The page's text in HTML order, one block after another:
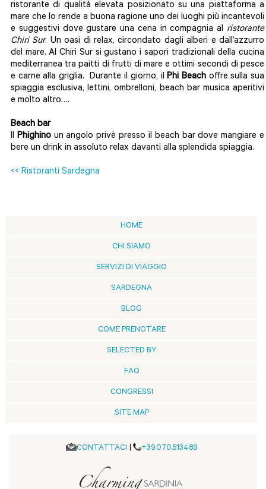
ristorante di qualità elevata posizionato su una piattaforma a
mare che lo rende a buona ragione uno dei luoghi più incantevoli
e suggestivi dove gustare una cena in compagnia al ristorante
Chiri Sur. Un oasi di relax, circondato dagli alberi e dall’azzurro
del mare. Al Chiri Sur si gustano i sapori tradizionali della cucina
mediterranea tra paitti di frutti di mare e ottimi secondi di pesce
e carne alla griglia. Durante il giorno, ilPhi Beach offre sulla sua
spiaggia esclusiva, lettini, ombrelloni, beach bar musica aperitivi
e molto altro….
Beach bar
Il Phighinoun angolo privè presso il beach bar dove mangiare e
bere un drink in assoluto relax davanti alla splendida spiaggia.
<< Ristoranti Sardegna
HOME
CHI SIAMO
SERVIZI DI VIAGGIO
SARDEGNA
BLOG
COME PRENOTARE
SELECTED BY
FAQ
CONGRESSI
SITE MAP
CONTATTACI | +39.070.513489